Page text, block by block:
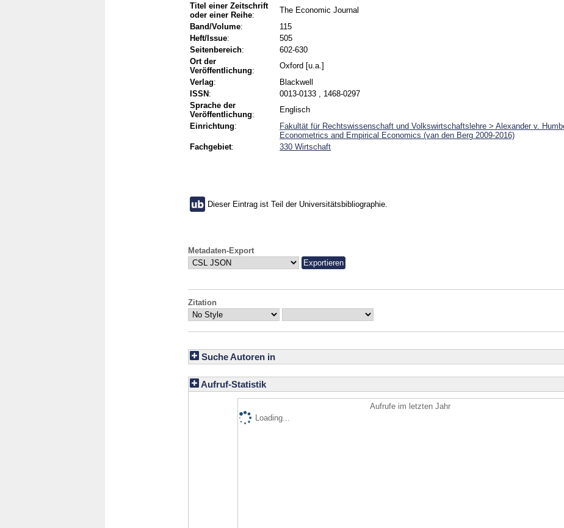
Titel einer Zeitschrift
oder einer Reihe:
The Economic Journal
Band/Volume:
115
Heft/Issue:
505
Seitenbereich:
602-630
Ort der
Veröffentlichung:
Oxford [u.a.]
Verlag:
Blackwell
ISSN :
0013-0133 , 1468-0297
Sprache der
Veröffentlichung:
Englisch
Einrichtung:
Fakultät für Rechtswissenschaft und Volkswirtschaftslehre > Alexander v.
Econometrics and Empirical Economics (van den Berg 2009-2016)
Fachgebiet: 330 Wirtschaft
Dieser Eintrag ist Teil der Universitätsbibliographie.
Metadaten-Export
Zitation
Suche Autoren in
Aufruf-Statistik
Aufrufe im letzten Jahr
Loading...